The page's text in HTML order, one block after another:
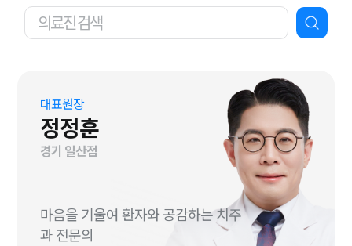
대표원장
정정훈
경기 일산점
마음을 기울여 환자와 공감하는 치주
과 전문의